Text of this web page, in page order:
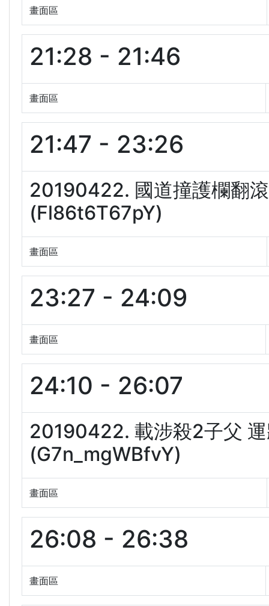
畫面區
21:28 - 21:46
畫面區
21:47 - 23:26
20190422. 國道撞護欄翻
(Fl86t6T67pY)
畫面區
23:27 - 24:09
畫面區
24:10 - 26:07
20190422. 載涉殺2子父
(G7n_mgWBfvY)
畫面區
26:08 - 26:38
畫面區